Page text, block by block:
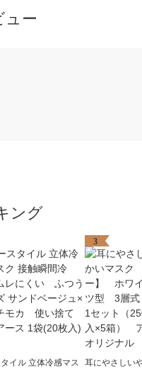
ュー
ング
イル 立体冷感マス
3
耳にやさしい